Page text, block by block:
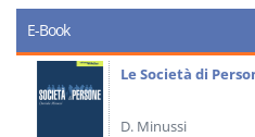
E-Book
Le Società di
D. Minussi